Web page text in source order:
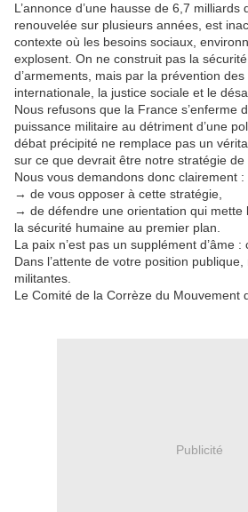
L’annonce d’une hausse de 6,7 milliards
renouvelée sur plusieurs années, est
contexte où les besoins sociaux,
explosent. On ne construit pas la
d’armements, mais par la prévention
internationale, la justice sociale et le
Nous refusons que la France s’enferme
puissance militaire au détriment d’une
débat précipité ne remplace pas un
sur ce que devrait être notre stratégie de
Nous vous demandons donc clairement :
→ de vous opposer à cette stratégie,
→ de défendre une orientation qui mette
la sécurité humaine au premier plan.
La paix n’est pas un supplément d’âme :
Dans l’attente de votre position
militantes.
Le Comité de la Corrèze du Mouvement
Publicité